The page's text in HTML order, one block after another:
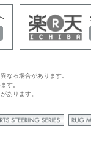
なる場合があります。
す。
あります。